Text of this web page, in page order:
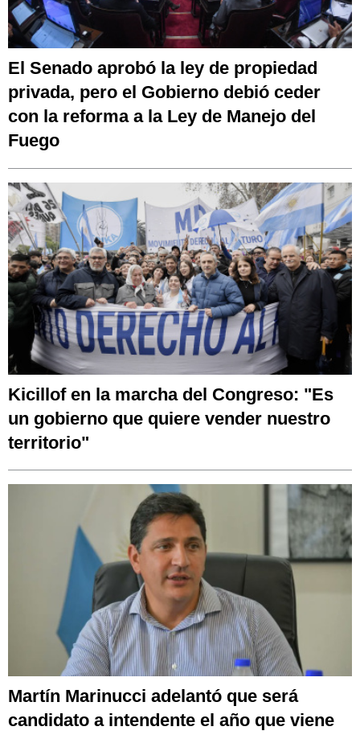
El Senado aprobó la ley de propiedad
privada, pero el Gobierno debió ceder
con la reforma a la Ley de Manejo del
Fuego
Kicillof en la marcha del Congreso: "Es
un gobierno que quiere vender nuestro
territorio"
Martín Marinucci adelantó que será
candidato a intendente el año que viene